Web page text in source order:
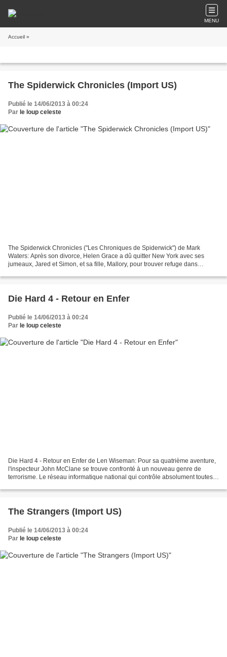
MENU
Accueil »
The Spiderwick Chronicles (Import US)
Publié le 14/06/2013 à 00:24
Par le loup celeste
The Spiderwick Chronicles ("Les Chroniques de Spiderwick") de Mark
Waters: Après son divorce, Helen Grace a dû quitter New York avec ses
jumeaux, Jared et Simon, et sa fille, Mallory, pour trouver refuge dans
Die Hard 4 - Retour en Enfer
Publié le 14/06/2013 à 00:24
Par le loup celeste
Die Hard 4 - Retour en Enfer de Len Wiseman: Pour sa quatrième aventure,
l'inspecteur John McClane se trouve confronté à un nouveau genre de
terrorisme. Le réseau informatique national qui contrôle absolument toutes
The Strangers (Import US)
Publié le 14/06/2013 à 00:24
Par le loup celeste